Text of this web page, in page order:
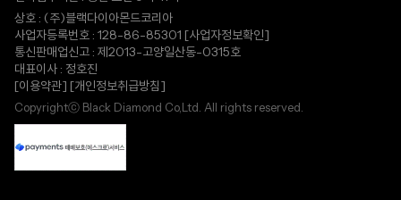
상호 : (주)블랙다이아몬드코리아
사업자등록번호 : 128-86-85301 [사업자정보확인]
통신판매업신고 : 제2013-고양일산동-0315호
대표이사 : 정호진
[이용약관] [개인정보취급방침]
Copyrightⓒ Black Diamond Co,Ltd. All rights reserved.